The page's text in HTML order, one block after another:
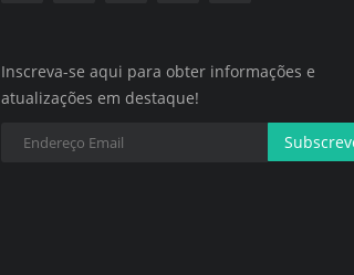
Inscreva-se aqui para obter informações e
atualizações em destaque!